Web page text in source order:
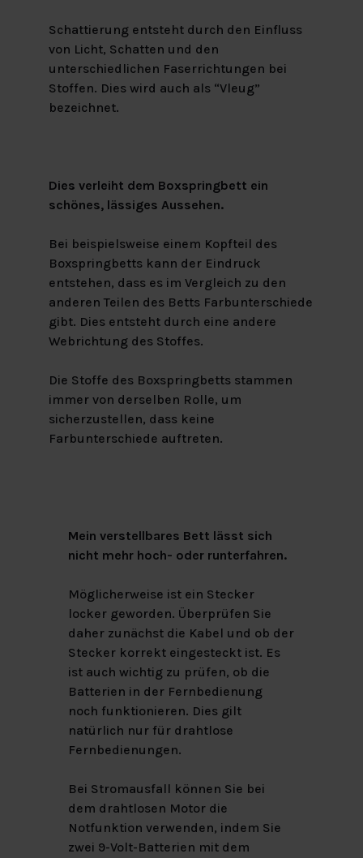
Schattierung entsteht durch den Einfluss
von Licht, Schatten und den
unterschiedlichen Faserrichtungen bei
Stoffen. Dies wird auch als “Vleug”
bezeichnet.
Dies verleiht dem Boxspringbett ein
schönes, lässiges Aussehen.
Bei beispielsweise einem Kopfteil des
Boxspringbetts kann der Eindruck
entstehen, dass es im Vergleich zu den
anderen Teilen des Betts Farbunterschiede
gibt. Dies entsteht durch eine andere
Webrichtung des Stoffes.
Die Stoffe des Boxspringbetts stammen
immer von derselben Rolle, um
sicherzustellen, dass keine
Farbunterschiede auftreten.
Mein verstellbares Bett lässt sich
nicht mehr hoch- oder runterfahren.
Möglicherweise ist ein Stecker
locker geworden. Überprüfen Sie
daher zunächst die Kabel und ob der
Stecker korrekt eingesteckt ist. Es
ist auch wichtig zu prüfen, ob die
Batterien in der Fernbedienung
noch funktionieren. Dies gilt
natürlich nur für drahtlose
Fernbedienungen.
Bei Stromausfall können Sie bei
dem drahtlosen Motor die
Notfunktion verwenden, indem Sie
zwei 9-Volt-Batterien mit dem